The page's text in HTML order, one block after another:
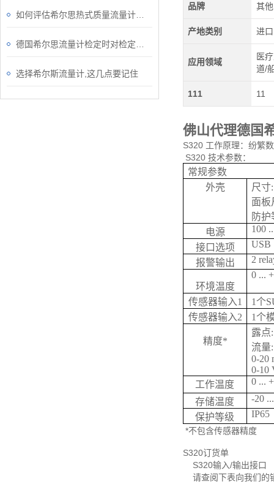
选择希尔斯流量计,这几点要记住
品牌 其
产地类别 进口
应用领域
医
道/
111 11
佛山代理德国
S320 工作原理：纷繁
S320 技术参数：
常规参数
外壳
尺
面板
防护
电源
100
接口选项
USB
报警输出
2
环境温度
0 ...
传感器输入1
1个
传感器输入2
1个
精度*
露点
流量
0-20
0-10
工作温度
0 ...
存储温度
-20
保护等级
IP65
*不包含传感器精度
S320订货单
S320输入/输出接口
请查阅下表向我们的